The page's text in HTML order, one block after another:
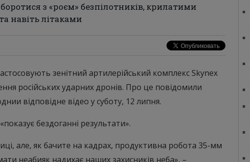
з «роєм» безпілотників, крилатими
навіть літаками
зенітний артилерійський комплекс Skynex
російських ударних дронів. Про це повідомили
відповідне відео у суботу, 12 липня.
бездоганні результати».
але, як бачите на кадрах, продуктивна робота 35-мм
неабияк надихає наших захисників неба», –